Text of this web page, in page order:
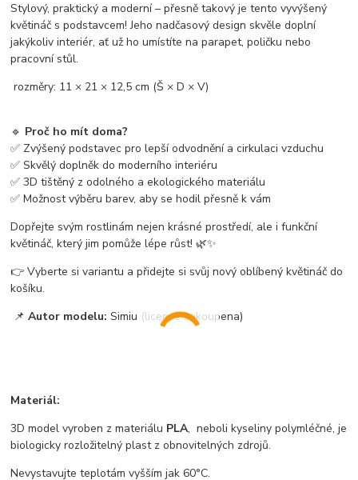
Stylový, praktický a moderní – přesně takový je tento vyvýšený
květináč s podstavcem! Jeho nadčasový design skvěle doplní
jakýkoliv interiér, ať už ho umístíte na parapet, poličku nebo
pracovní stůl.
rozměry: 11 × 21 × 12,5 cm (Š × D × V)
🔹 Proč ho mít doma?
✅ Zvýšený podstavec pro lepší odvodnění a cirkulaci vzduchu
✅ Skvělý doplněk do moderního interiéru
✅ 3D tištěný z odolného a ekologického materiálu
✅ Možnost výběru barev, aby se hodil přesně k vám
Dopřejte svým rostlinám nejen krásné prostředí, ale i funkční
květináč, který jim pomůže lépe růst! 🌿✨
👉 Vyberte si variantu a přidejte si svůj nový oblíbený květináč do
košíku.
📌Autor modelu: Simiu (licence zakoupena)
Materiál:
3D model vyroben z materiálu PLA, neboli kyseliny polymléčné, je
biologicky rozložitelný plast z obnovitelných zdrojů.
Nevystavujte teplotám vyšším jak 60°C.